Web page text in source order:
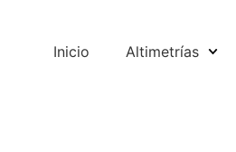
Inicio Altimetrías